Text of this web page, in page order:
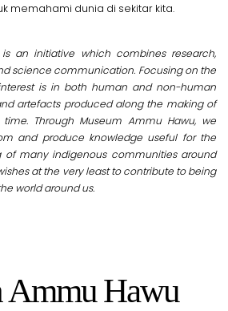
memahami dunia di sekitar kita.
an initiative which combines research,
science communication. Focusing on the
is in both human and non-human
artefacts produced along the making of
Through Museum Ammu Hawu, we
and produce knowledge useful for the
of many indigenous communities around
at the very least to contribute to being
world around us.
Ammu Hawu